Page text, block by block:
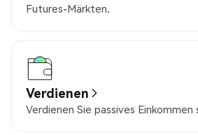
Futures-Märkten.
Verdienen
Verdienen Sie passives